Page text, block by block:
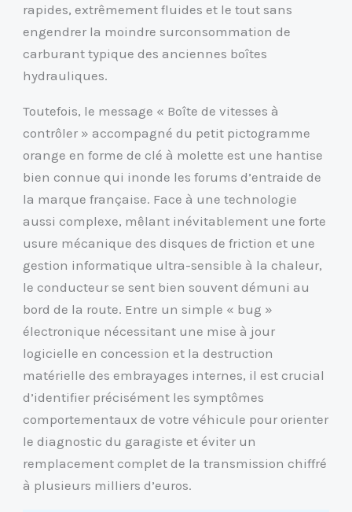
rapides, extrêmement fluides et le tout sans
engendrer la moindre surconsommation de
carburant typique des anciennes boîtes
hydrauliques.
Toutefois, le message « Boîte de vitesses à
contrôler » accompagné du petit pictogramme
orange en forme de clé à molette est une hantise
bien connue qui inonde les forums d’entraide de
la marque française. Face à une technologie
aussi complexe, mêlant inévitablement une forte
usure mécanique des disques de friction et une
gestion informatique ultra-sensible à la chaleur,
le conducteur se sent bien souvent démuni au
bord de la route. Entre un simple « bug »
électronique nécessitant une mise à jour
logicielle en concession et la destruction
matérielle des embrayages internes, il est crucial
d’identifier précisément les symptômes
comportementaux de votre véhicule pour orienter
le diagnostic du garagiste et éviter un
remplacement complet de la transmission chiffré
à plusieurs milliers d’euros.